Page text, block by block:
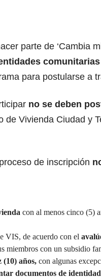
parte de ‘Cambia
para postularse a
no se deben
de Vivienda Ciudad y
de inscripción
con al menos cinco (5)
VIS, de acuerdo con el
miembros con un subsidio
(10) años, con algunas
documentos de